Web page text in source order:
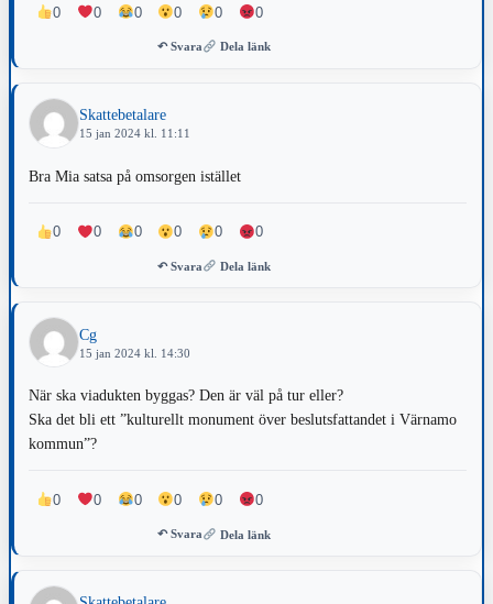
0 0 0 0 0 0
↶ Svara Dela länk
Skattebetalare
15 jan 2024 kl. 11:11
Bra Mia satsa på omsorgen istället
0 0 0 0 0 0
↶ Svara Dela länk
Cg
15 jan 2024 kl. 14:30
När ska viadukten byggas? Den är väl på tur eller?
Ska det bli ett ”kulturellt monument över beslutsfattandet i Värnamo
kommun”?
0 0 0 0 0 0
↶ Svara Dela länk